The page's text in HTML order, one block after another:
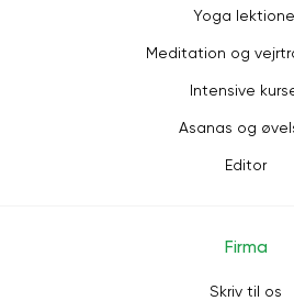
Yoga
Meditation og
Intensive
Asanas og
Editor
Firma
Skriv til os